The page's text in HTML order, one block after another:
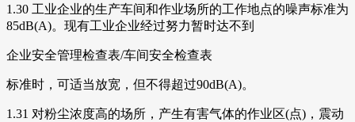
1.30 工业企业的生产车间和作业场所的工作地点的噪声标准为
85dB(A)。现有工业企业经过努力暂时达不到
企业安全管理检查表/车间安全检查表
标准时，可适当放宽，但不得超过90dB(A)。
1.31 对粉尘浓度高的场所，产生有害气体的作业区(点)，震动